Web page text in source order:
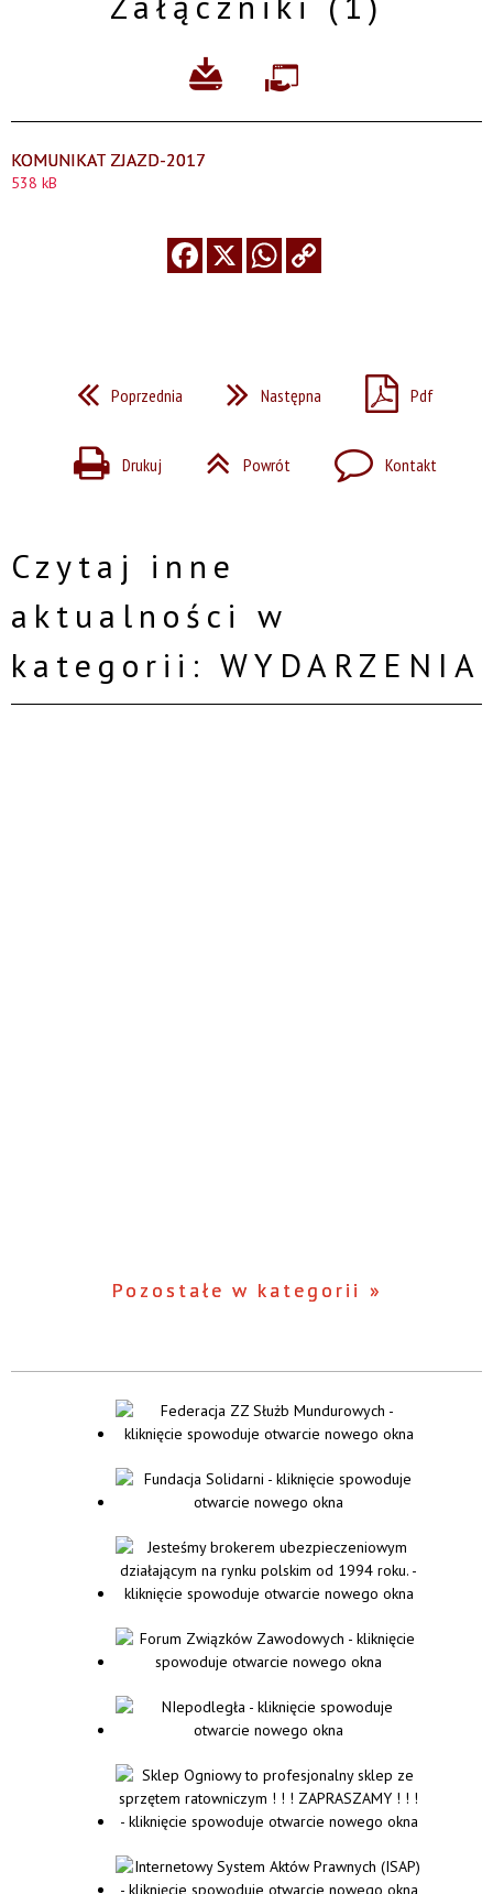
KOMUNIKAT ZJAZD-2017
538 kB
Poprzednia Następna Pdf
Drukuj Powrót Kontakt
Czytaj inne
aktualności w
kategorii: WYDARZENIA
Pozostałe w kategorii